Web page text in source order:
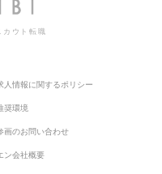
カウト転職
人情報に関するポリシー
奨環境
画のお問い合わせ
ン会社概要